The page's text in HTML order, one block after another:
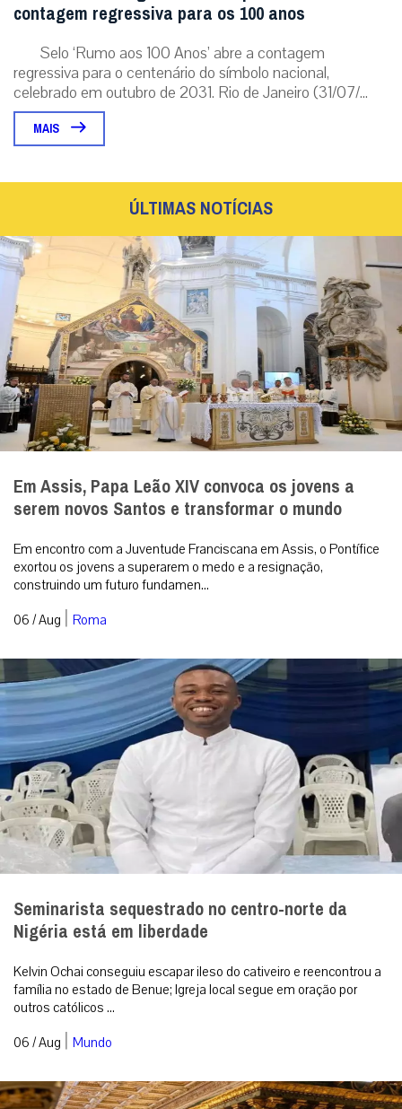
contagem regressiva para os 100 anos
Selo ‘Rumo aos 100 Anos’ abre a contagem
regressiva para o centenário do símbolo nacional,
celebrado em outubro de 2031. Rio de Janeiro (31/07/...
MAIS
ÚLTIMAS NOTÍCIAS
Em Assis, Papa Leão XIV convoca os jovens a
serem novos Santos e transformar o mundo
Em encontro com a Juventude Franciscana em Assis, o Pontífice
exortou os jovens a superarem o medo e a resignação,
construindo um futuro fundamen...
06 / Aug | Roma
Seminarista sequestrado no centro-norte da
Nigéria está em liberdade
Kelvin Ochai conseguiu escapar ileso do cativeiro e reencontrou a
família no estado de Benue; Igreja local segue em oração por
outros católicos ...
06 / Aug | Mundo